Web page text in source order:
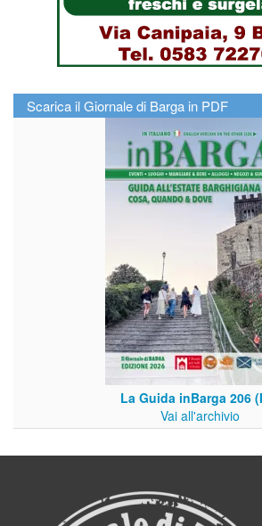
Scarica il Giornale di Barga in PDF
La Guida inBarga 206
Vai all'archivio